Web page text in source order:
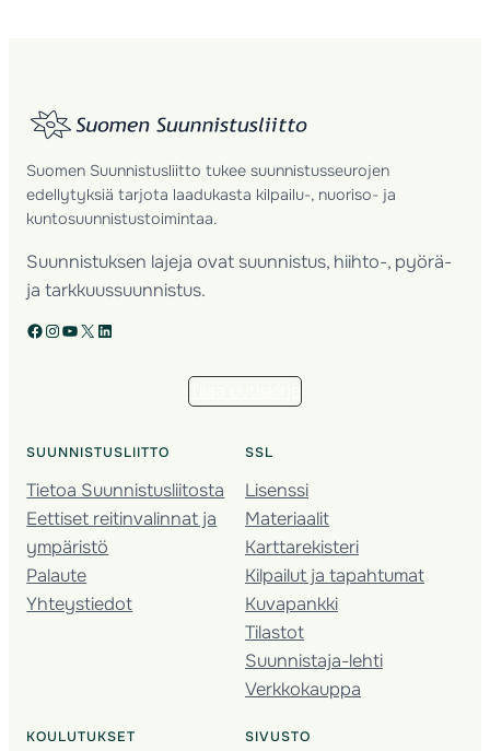
Suomen Suunnistusliitto tukee suunnistusseurojen
edellytyksiä tarjota laadukasta kilpailu-, nuoriso- ja
kuntosuunnistustoimintaa.
Suunnistuksen lajeja ovat suunnistus, hiihto-, pyörä-
ja tarkkuussuunnistus.
Facebook Instagram YouTube X LinkedIn
SUUNNISTUSLIITTO
Tietoa Suunnistusliitosta
Eettiset reitinvalinnat ja
ympäristö
Palaute
Yhteystiedot
SSL
Lisenssi
Materiaalit
Karttarekisteri
Kilpailut ja tapahtumat
Kuvapankki
Tilastot
Suunnistaja-lehti
Verkkokauppa
KOULUTUKSET SIVUSTO